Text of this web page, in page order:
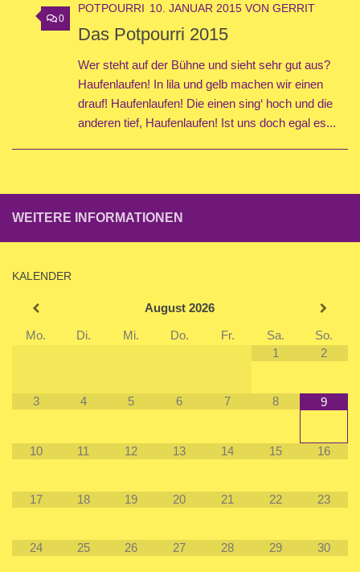
0
POTPOURRI 10. JANUAR 2015 VON GERRIT
Das Potpourri 2015
Wer steht auf der Bühne und sieht sehr gut aus?
Haufenlaufen! In lila und gelb machen wir einen
drauf! Haufenlaufen! Die einen sing‘ hoch und die
anderen tief, Haufenlaufen! Ist uns doch egal es...
WEITERE INFORMATIONEN
KALENDER
August 2026
Mo.
Di. Mi. Do. Fr. Sa.
So.
1
2
3 4 5 6 7 8 9
10 11 12 13 14 15 16
17 18 19 20 21 22 23
24 25 26 27 28 29 30